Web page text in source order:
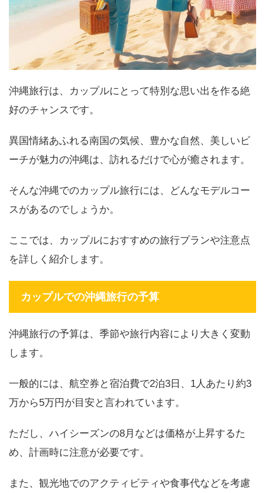
沖縄旅行は、カップルにとって特別な思い出を作る絶
好のチャンスです。
異国情緒あふれる南国の気候、豊かな自然、美しいビ
ーチが魅力の沖縄は、訪れるだけで心が癒されます。
そんな沖縄でのカップル旅行には、どんなモデルコー
スがあるのでしょうか。
ここでは、カップルにおすすめの旅行プランや注意点
を詳しく紹介します。
カップルでの沖縄旅行の予算
沖縄旅行の予算は、季節や旅行内容により大きく変動
します。
一般的には、航空券と宿泊費で2泊3日、1人あたり約3
万から5万円が目安と言われています。
ただし、ハイシーズンの8月などは価格が上昇するた
め、計画時に注意が必要です。
また、観光地でのアクティビティや食事代などを考慮